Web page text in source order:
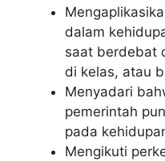
dalam
saat berdebat
di kelas, atau
Menyadari
pemerintah
pada
Mengikuti